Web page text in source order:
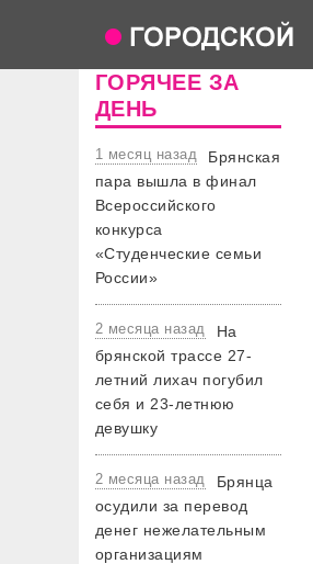
ГОРЯЧЕЕ ЗА
ДЕНЬ
1 месяц назад
Брянская
пара вышла в финал
Всероссийского
конкурса
«Студенческие семьи
России»
2 месяца назад
На
брянской трассе 27-
летний лихач погубил
себя и 23-летнюю
девушку
2 месяца назад
Брянца
осудили за перевод
денег нежелательным
организациям